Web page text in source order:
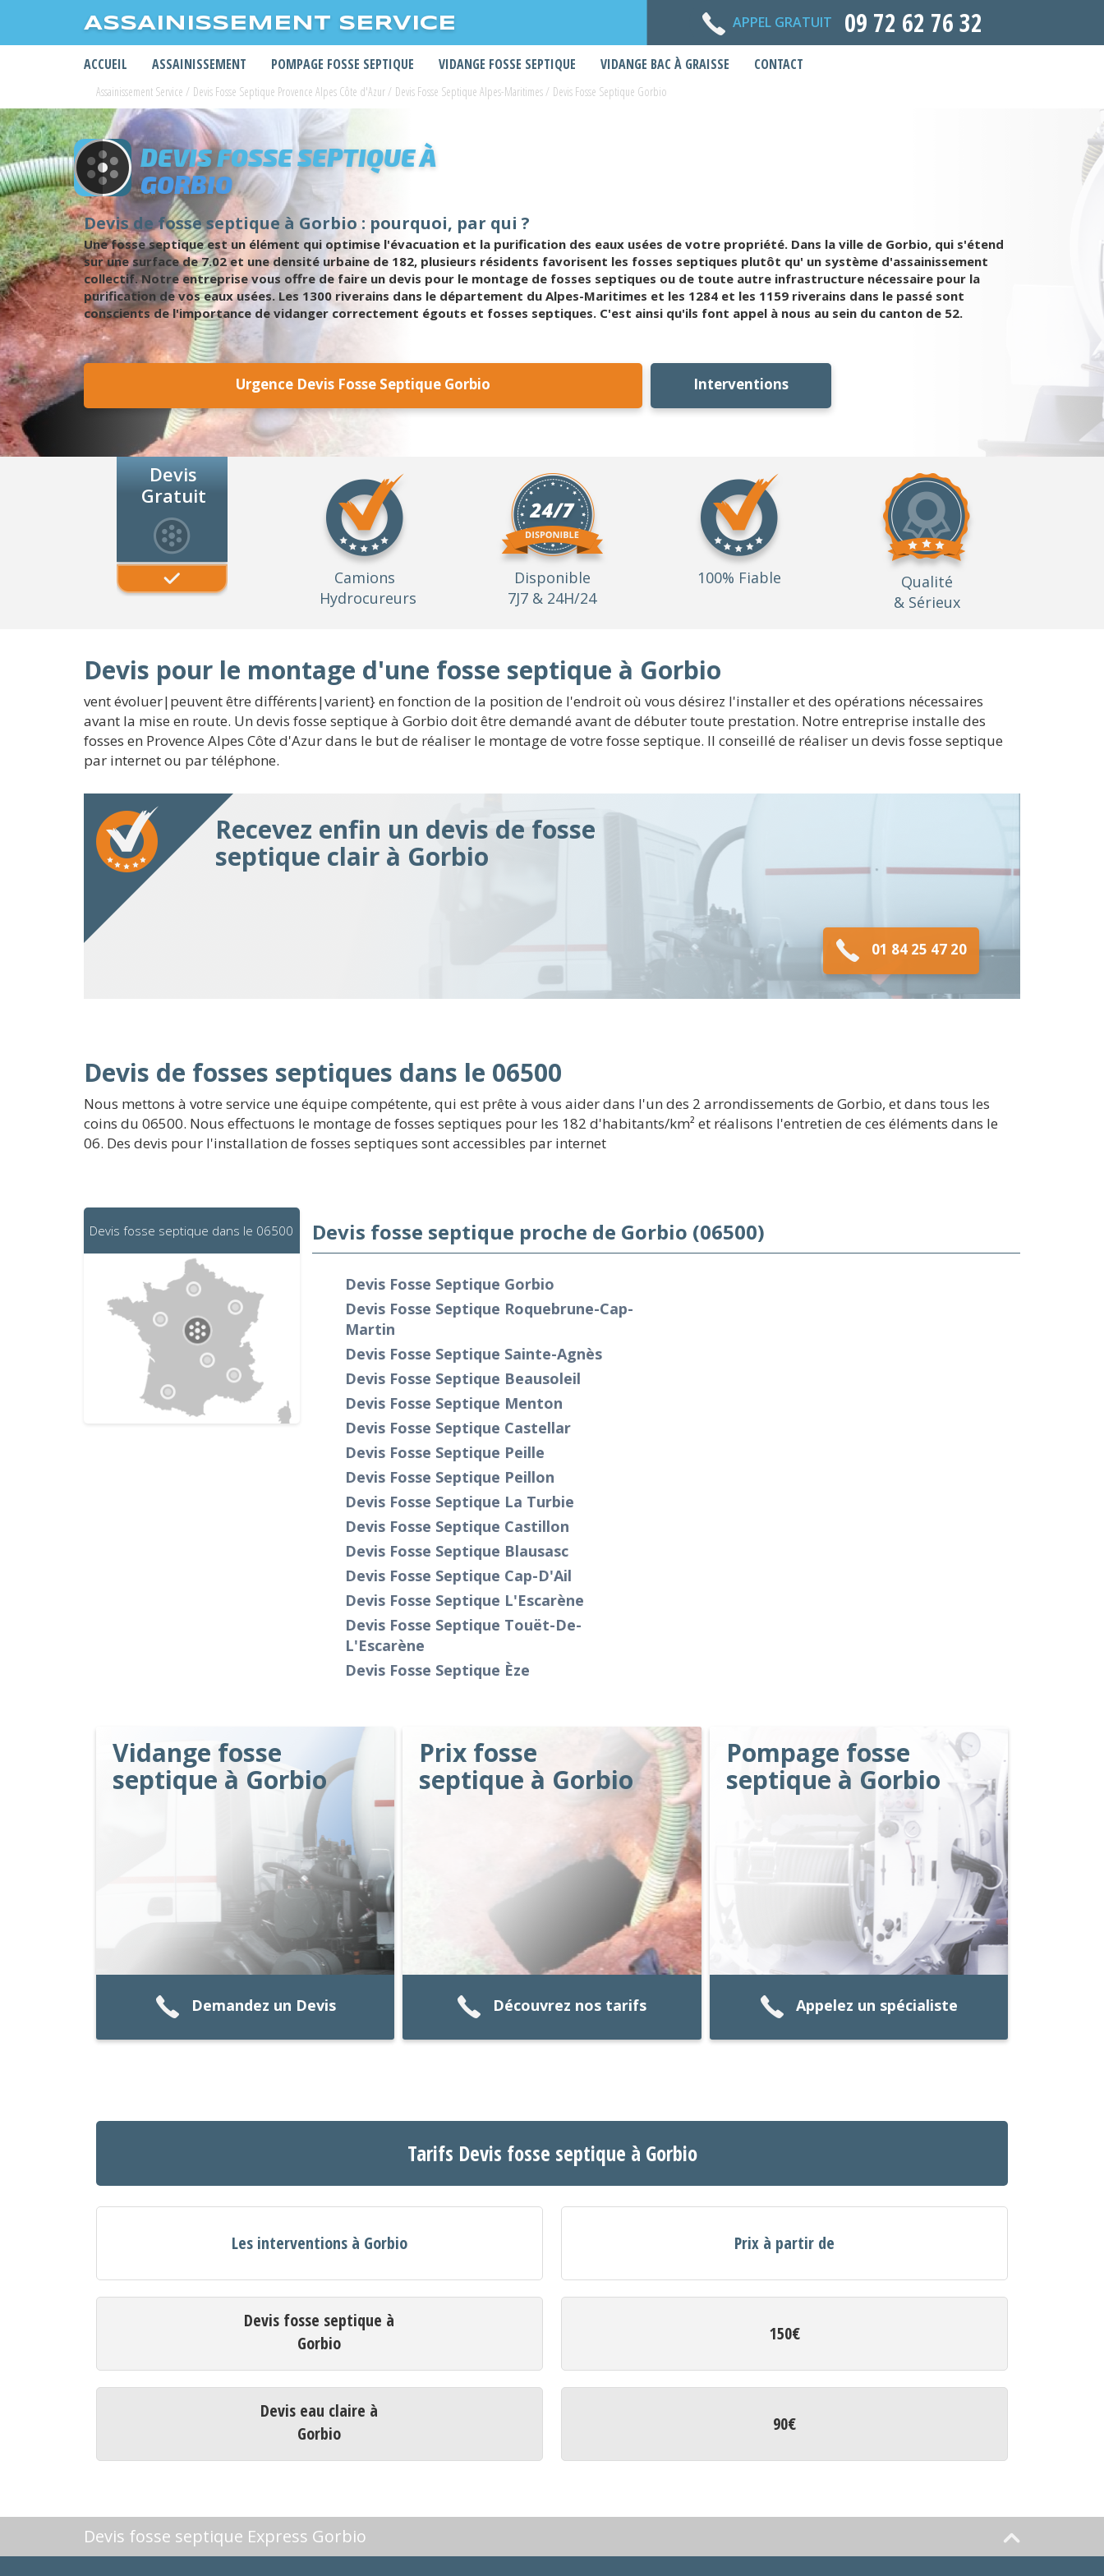
ASSAINISSEMENT SERVICE APPEL GRATUIT 09 72 62 76 32
ACCUEIL ASSAINISSEMENT POMPAGE FOSSE SEPTIQUE VIDANGE FOSSE SEPTIQUE VIDANGE BAC À GRAISSE CONTACT
Assainissement Service / Devis Fosse Septique Provence Alpes Côte d'Azur/ Devis Fosse Septique Alpes-Maritimes/ Devis Fosse Septique Gorbio
DEVIS FOSSE SEPTIQUE À
GORBIO
Devis de fosse septique à Gorbio : pourquoi, par qui ?
Une fosse septique est un élément qui optimise l'évacuation et la purification des eaux usées de votre propriété. Dans la ville de Gorbio, qui s'étend
sur une surface de 7.02 et une densité urbaine de 182, plusieurs résidents favorisent les fosses septiques plutôt qu' un système d'assainissement
collectif. Notre entreprise vous offre de faire un devis pour le montage de fosses septiques ou de toute autre infrastructure nécessaire pour la
purification de vos eaux usées. Les 1300 riverains dans le département du Alpes-Maritimes et les 1284 et les 1159 riverains dans le passé sont
conscients de l'importance de vidanger correctement égouts et fosses septiques. C'est ainsi qu'ils font appel à nous au sein du canton de 52.
Urgence Devis Fosse Septique Gorbio Interventions
Devis
Gratuit
Camions
Hydrocureurs
Disponible
7J7 & 24H/24
100% Fiable
Qualité
& Sérieux
Devis pour le montage d'une fosse septique à Gorbio
vent évoluer|peuvent être différents|varient} en fonction de la position de l'endroit où vous désirez l'installer et des opérations nécessaires
avant la mise en route. Un devis fosse septique à Gorbio doit être demandé avant de débuter toute prestation. Notre entreprise installe des
fosses en Provence Alpes Côte d'Azur dans le but de réaliser le montage de votre fosse septique. Il conseillé de réaliser un devis fosse septique
par internet ou par téléphone.
Recevez enfin un devis de fosse
septique clair à Gorbio
01 84 25 47 20
Devis de fosses septiques dans le 06500
Nous mettons à votre service une équipe compétente, qui est prête à vous aider dans l'un des 2 arrondissements de Gorbio, et dans tous les
coins du 06500. Nous effectuons le montage de fosses septiques pour les 182 d'habitants/km² et réalisons l'entretien de ces éléments dans le
06. Des devis pour l'installation de fosses septiques sont accessibles par internet
Devis fosse septique dans le 06500 Devis fosse septique proche de Gorbio (06500)
Devis Fosse Septique Gorbio
Devis Fosse Septique Roquebrune-Cap-
Martin
Devis Fosse Septique Sainte-Agnès
Devis Fosse Septique Beausoleil
Devis Fosse Septique Menton
Devis Fosse Septique Castellar
Devis Fosse Septique Peille
Devis Fosse Septique Peillon
Devis Fosse Septique La Turbie
Devis Fosse Septique Castillon
Devis Fosse Septique Blausasc
Devis Fosse Septique Cap-D'Ail
Devis Fosse Septique L'Escarène
Devis Fosse Septique Touët-De-
L'Escarène
Devis Fosse Septique Èze
Vidange fosse
septique à Gorbio
Demandez un Devis
Prix fosse
septique à Gorbio
Découvrez nos tarifs
Pompage fosse
septique à Gorbio
Appelez un spécialiste
Tarifs Devis fosse septique à Gorbio
Les interventions à Gorbio Prix à partir de
Devis fosse septique à
Gorbio
150€
Devis eau claire à
Gorbio
90€
Devis fosse septique Express Gorbio